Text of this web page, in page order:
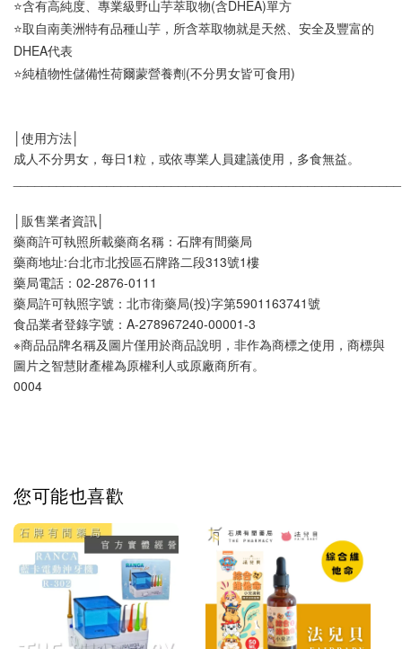
⭐含有高純度、專業級野山芋萃取物(含DHEA)單方
⭐取自南美洲特有品種山芋，所含萃取物就是天然、安全及豐富的
DHEA代表
⭐純植物性儲備性荷爾蒙營養劑(不分男女皆可食用)
│使用方法│
成人不分男女，每日1粒，或依專業人員建議使用，多食無益。
│販售業者資訊│
藥商許可執照所載藥商名稱：石牌有間藥局
藥商地址:台北市北投區石牌路二段313號1樓
藥局電話：02-2876-0111
藥局許可執照字號：北市衛藥局(投)字第5901163741號
食品業者登錄字號：A-278967240-00001-3
※商品品牌名稱及圖片僅用於商品說明，非作為商標之使用，商標與
圖片之智慧財產權為原權利人或原廠商所有。
0004
您可能也喜歡